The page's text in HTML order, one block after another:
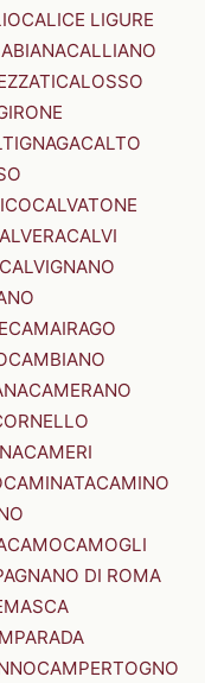
CALICE LIGURE
CALLIANO
CALOSSO
CALTO
CALVATONE
CALVI
CALVIGNANO
CAMAIRAGO
CAMBIANO
CAMERANO
CAMERI
CAMINATACAMINO
CAMOCAMOGLI
DI ROMA
CAMPERTOGNO